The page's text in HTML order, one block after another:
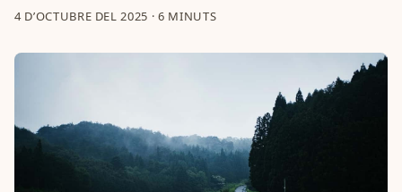
4 D’OCTUBRE DEL 2025 · 6 MINUTS